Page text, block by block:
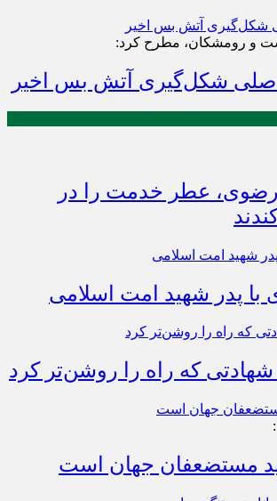
و رومشکان، مطرح کرد:
شکل‌گیری آتش بس اخیر
عطر خدمت را در
با پدر شهید امت اسلامی
که راه را روشن‌تر کرد
مستضعفان جهان است